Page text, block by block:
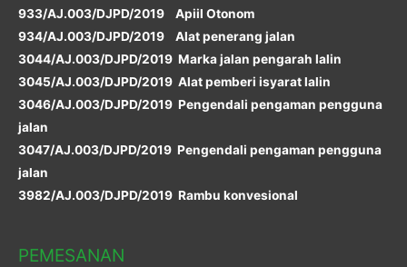
933/AJ.003/DJPD/2019 Apiil Otonom
934/AJ.003/DJPD/2019 Alat penerang jalan
3044/AJ.003/DJPD/2019 Marka jalan pengarah lalin
3045/AJ.003/DJPD/2019 Alat pemberi isyarat lalin
3046/AJ.003/DJPD/2019 Pengendali pengaman pengguna
jalan
3047/AJ.003/DJPD/2019 Pengendali pengaman pengguna
jalan
3982/AJ.003/DJPD/2019 Rambu konvesional
PEMESANAN